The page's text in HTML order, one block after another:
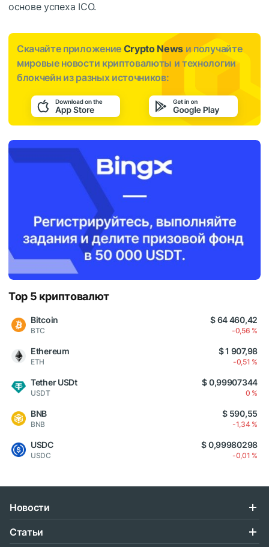
основе успеха ICO.
Скачайте приложение Crypto News и получайте
мировые новости криптовалюты и технологии
блокчейн из разных источников:
Top 5 криптовалют
Bitcoin
BTC
$ 64 460,42
-0,56 %
Ethereum
ETH
$ 1 907,98
-0,51 %
Tether USDt
USDT
$ 0,99907344
0 %
BNB
BNB
$ 590,55
-1,34 %
USDC
USDC
$ 0,99980298
-0,01 %
Новости
Статьи